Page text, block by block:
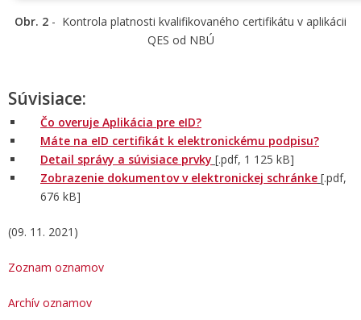
Obr. 2 - Kontrola platnosti kvalifikovaného certifikátu v aplikácii
QES od NBÚ
Súvisiace:
Čo overuje Aplikácia pre eID?
Máte na eID certifikát k elektronickému podpisu?
Detail správy a súvisiace prvky [.pdf, 1 125 kB]
Zobrazenie dokumentov v elektronickej schránke [.pdf,
676 kB]
(09. 11. 2021)
Zoznam oznamov
Archív oznamov